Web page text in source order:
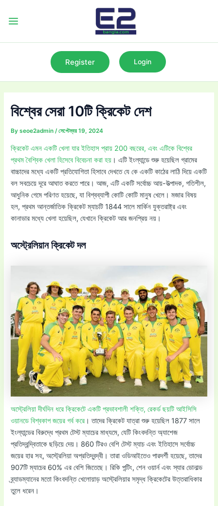
Register Login
বিশ্বের সেরা 10টি ক্রিকেট দেশ
Byseoe2admin/সেপ্টেম্বর 19, 2024
ক্রিকেট এমন একটি খেলা যার ইতিহাস প্রায় 200 বছরের, এবং এটিকে বিশ্বের
প্রথম বৈশ্বিক খেলা হিসেবে বিবেচনা করা হয় । এটি ইংল্যান্ডে শুরু হয়েছিল গ্রামের
বাচ্চাদের মধ্যে একটি প্রতিযোগিতা হিসাবে দেখতে যে কে একটি কাঠের লাঠি দিয়ে একটি
বল সবচেয়ে দূরে আঘাত করতে পারে। আজ, এটি একটি সর্বোচ্চ আয়-উত্পাদক, গতিশীল,
আধুনিক গেমে পরিণত হয়েছে, যা বিশ্বব্যাপী কোটি কোটি মানুষ খেলে। মজার বিষয়
হল, প্রথম আন্তর্জাতিক ক্রিকেট ম্যাচটি 1844 সালে মার্কিন যুক্তরাষ্ট্র এবং
কানাডার মধ্যে খেলা হয়েছিল, যেখানে ক্রিকেট আর জনপ্রিয় নয়।
অস্ট্রেলিয়ান ক্রিকেট দল
অস্ট্রেলিয়া দীর্ঘদিন ধরে ক্রিকেটে একটি প্রভাবশালী শক্তি, রেকর্ড ছয়টি আইসিসি
ওয়ানডে বিশ্বকাপ জয়ের গর্ব করে । তাদের ক্রিকেট যাত্রা শুরু হয়েছিল 1877 সালে
ইংল্যান্ডের বিরুদ্ধে প্রথম টেস্ট ম্যাচের মাধ্যমে, যেটি কিংবদন্তি অ্যাশেজ
প্রতিদ্বন্দ্বিতাকে ছড়িয়ে দেয়। 860 টিরও বেশি টেস্ট ম্যাচ এবং ইতিহাসে সর্বোচ্চ
জয়ের হার সহ, অস্ট্রেলিয়া অপ্রতিদ্বন্দ্বী। তারা ওডিআইতেও পারদর্শী হয়েছে, তাদের
907টি ম্যাচের 60% এর বেশি জিতেছে। রিকি পন্টিং, শেন ওয়ার্ন এবং স্যার ডোনাল্ড
ব্র্যাডম্যানের মতো কিংবদন্তি খেলোয়াড় অস্ট্রেলিয়ার সমৃদ্ধ ক্রিকেটের উত্তরাধিকার
তুলে ধরেন।